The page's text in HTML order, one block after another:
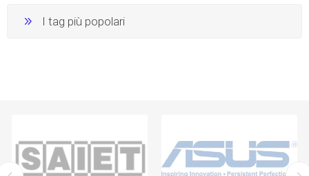
I tag più popolari